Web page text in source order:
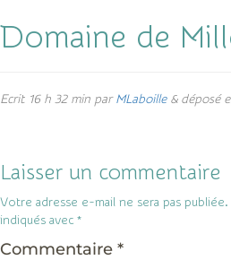
Domaine de
Ecrit 16 h 32 min parMLaboille &déposé
Laisser un commentaire
Votre adresse e-mail ne sera pas publiée.
indiqués avec *
Commentaire *